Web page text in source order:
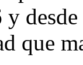
y
que